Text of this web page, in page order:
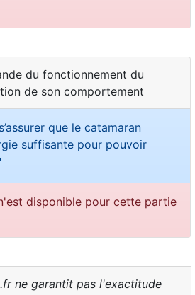
du fonctionnement du
de son comportement
que le catamaran
suffisante pour pouvoir
disponible pour cette partie
ne garantit pas l'exactitude